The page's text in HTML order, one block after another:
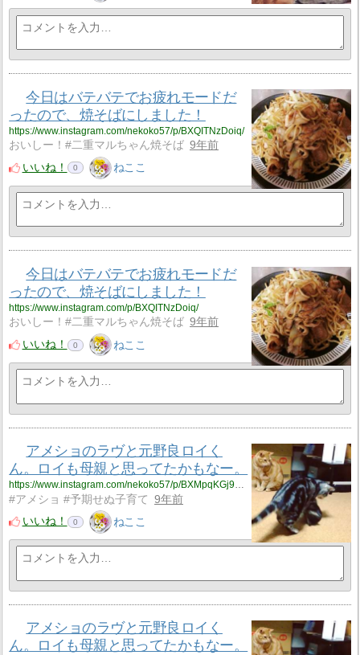
今日はバテバテでお疲れモードだ
ったので、焼そばにしました！
https://www.instagram.com/nekoko57/p/BXQITNzDoiq/
おいしー！#二重マルちゃん焼そば 9年前
いいね！
0 ねここ
今日はバテバテでお疲れモードだ
ったので、焼そばにしました！
https://www.instagram.com/p/BXQITNzDoiq/
おいしー！#二重マルちゃん焼そば 9年前
いいね！
0 ねここ
アメショのラヴと元野良ロイく
ん。ロイも母親と思ってたかもなー。
https://www.instagram.com/nekoko57/p/BXMpqKGj9Wg/
#アメショ #予期せぬ子育て
9年前
いいね！
0 ねここ
アメショのラヴと元野良ロイく
ん。ロイも母親と思ってたかもなー。